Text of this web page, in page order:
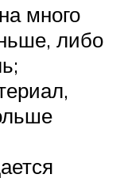
много
либо